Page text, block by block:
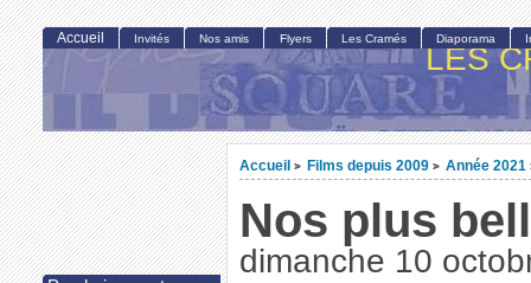
LES
Accueil > Films depuis 2009 > Année 2021
Nos plus
dimanche 10
Accueil Invités Nos amis Flyers Les Cramés Diaporama